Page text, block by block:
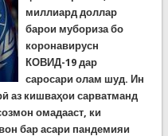
миллиард доллар
барои мубориза бо
коронавирусн
КОВИД-19 дар
саросари олам шуд. Ин
аз кишваҳои сарватманд
омадааст, ки
бар асари пандемияи